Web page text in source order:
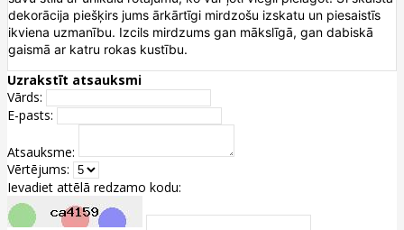
dekorācija piešķirs jums ārkārtīgi mirdzošu izskatu un piesaistīs
ikviena uzmanību. Izcils mirdzums gan mākslīgā, gan dabiskā
gaismā ar katru rokas kustību.
Uzrakstīt atsauksmi
Vārds:
E-pasts:
Atsauksme:
Vērtējums:
Ievadiet attēlā redzamo kodu: